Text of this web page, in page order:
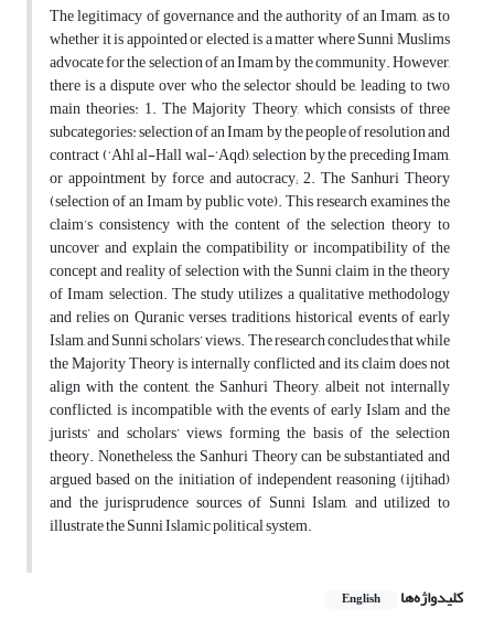
The legitimacy of governance and the authority of an Imam, as to
whether it is appointed or elected, is a matter where Sunni Muslims
advocate for the selection of an Imam by the community. However,
there is a dispute over who the selector should be, leading to two
main theories: 1. The Majority Theory, which consists of three
subcategories: selection of an Imam by the people of resolution and
contract (‘Ahl al-Hall wal-‘Aqd), selection by the preceding Imam,
or appointment by force and autocracy; 2. The Sanhuri Theory
(selection of an Imam by public vote). This research examines the
claim’s consistency with the content of the selection theory to
uncover and explain the compatibility or incompatibility of the
concept and reality of selection with the Sunni claim in the theory
of Imam selection. The study utilizes a qualitative methodology
and relies on Quranic verses, traditions, historical events of early
Islam, and Sunni scholars’ views. The research concludes that while
the Majority Theory is internally conflicted and its claim does not
align with the content, the Sanhuri Theory, albeit not internally
conflicted, is incompatible with the events of early Islam and the
jurists’ and scholars’ views forming the basis of the selection
theory. Nonetheless, the Sanhuri Theory can be substantiated and
argued based on the initiation of independent reasoning (ijtihad)
and the jurisprudence sources of Sunni Islam, and utilized to
illustrate the Sunni Islamic political system.
کلیدواژه‌ها English